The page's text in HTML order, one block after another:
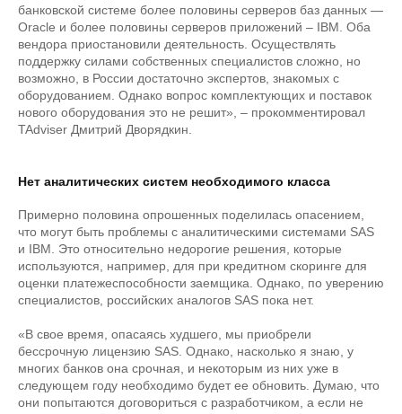
банковской системе более половины серверов баз данных —
Oracle и более половины серверов приложений – IBM. Оба
вендора приостановили деятельность. Осуществлять
поддержку силами собственных специалистов сложно, но
возможно, в России достаточно экспертов, знакомых с
оборудованием. Однако вопрос комплектующих и поставок
нового оборудования это не решит», – прокомментировал
TAdviser Дмитрий Дворядкин.
Нет аналитических систем необходимого класса
Примерно половина опрошенных поделилась опасением,
что могут быть проблемы с аналитическими системами SAS
и IBM. Это относительно недорогие решения, которые
используются, например, для при кредитном скоринге для
оценки платежеспособности заемщика. Однако, по уверению
специалистов, российских аналогов SAS пока нет.
«В свое время, опасаясь худшего, мы приобрели
бессрочную лицензию SAS. Однако, насколько я знаю, у
многих банков она срочная, и некоторым из них уже в
следующем году необходимо будет ее обновить. Думаю, что
они попытаются договориться с разработчиком, а если не